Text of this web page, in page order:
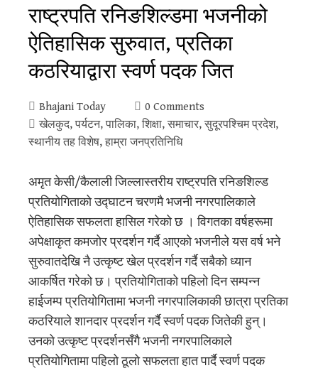
राष्ट्रपति रनिङशिल्डमा भजनीको
ऐतिहासिक सुरुवात, प्रतिका
कठरियाद्वारा स्वर्ण पदक जित
Bhajani Today
0 Comments
खेलकुद, पर्यटन, पालिका, शिक्षा, समाचार, सुदूरपश्‍चिम प्रदेश,
स्थानीय तह विशेष, हाम्रा जनप्रतिनिधि
अमृत केसी/कैलाली जिल्लास्तरीय राष्ट्रपति रनिङशिल्ड
प्रतियोगिताको उद्घाटन चरणमै भजनी नगरपालिकाले
ऐतिहासिक सफलता हासिल गरेको छ । विगतका वर्षहरूमा
अपेक्षाकृत कमजोर प्रदर्शन गर्दै आएको भजनीले यस वर्ष भने
सुरुवातदेखि नै उत्कृष्ट खेल प्रदर्शन गर्दै सबैको ध्यान
आकर्षित गरेको छ। प्रतियोगिताको पहिलो दिन सम्पन्न
हाईजम्प प्रतियोगितामा भजनी नगरपालिकाकी छात्रा प्रतिका
कठरियाले शानदार प्रदर्शन गर्दै स्वर्ण पदक जितेकी हुन्।
उनको उत्कृष्ट प्रदर्शनसँगै भजनी नगरपालिकाले
प्रतियोगितामा पहिलो ठूलो सफलता हात पार्दै स्वर्ण पदक